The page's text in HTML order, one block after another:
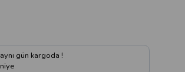
gün kargoda !